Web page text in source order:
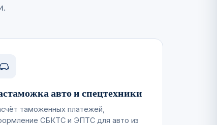
авто и спецтехники
таможенных платежей,
СБКТС и ЭПТС для авто из